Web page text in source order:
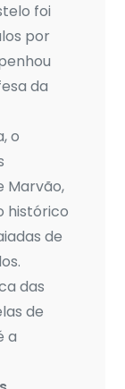
foi
por
da
o
Marvão,
histórico
de
das
de
a